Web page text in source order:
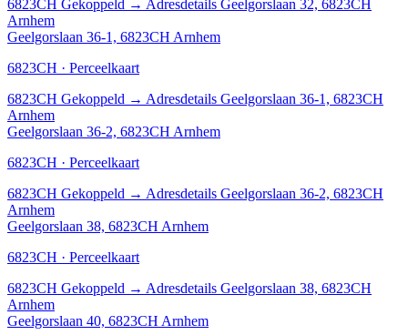
6823CH Gekoppeld → Adresdetails Geelgorslaan 32, 6823CH
Arnhem
Geelgorslaan 36-1, 6823CH Arnhem
6823CH · Perceelkaart
6823CH Gekoppeld → Adresdetails Geelgorslaan 36-1, 6823CH
Arnhem
Geelgorslaan 36-2, 6823CH Arnhem
6823CH · Perceelkaart
6823CH Gekoppeld → Adresdetails Geelgorslaan 36-2, 6823CH
Arnhem
Geelgorslaan 38, 6823CH Arnhem
6823CH · Perceelkaart
6823CH Gekoppeld → Adresdetails Geelgorslaan 38, 6823CH
Arnhem
Geelgorslaan 40, 6823CH Arnhem